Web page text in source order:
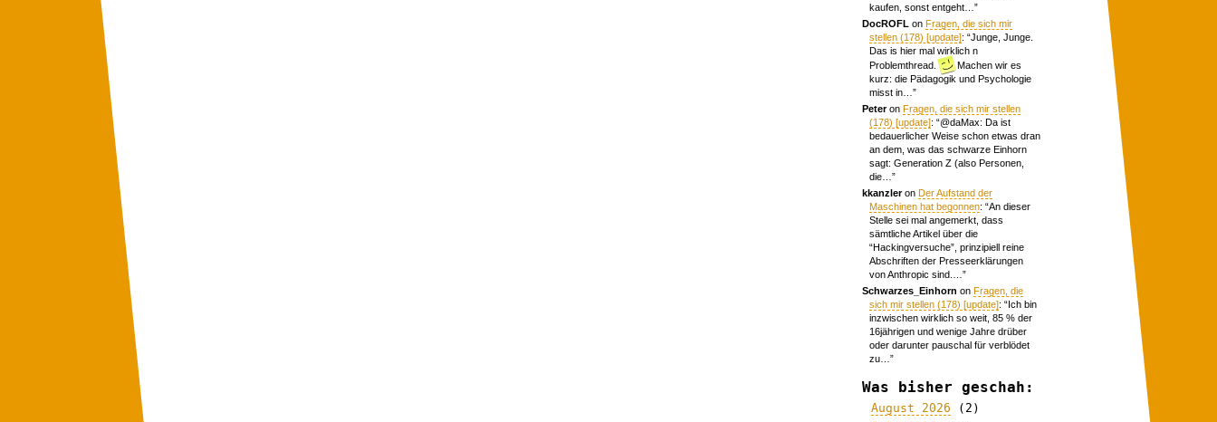
kaufen, sonst entgeht… ”
DocROFL onFragen, die sich mir
stellen (178) [update]: “Junge, Junge.
Das is hier mal wirklich n
Problemthread.
Machen wir es
kurz: die Pädagogik und Psychologie
misst in… ”
PeteronFragen, die sich mir stellen
(178) [update]: “@daMax: Da ist
bedauerlicher Weise schon etwas dran
an dem, was das schwarze Einhorn
sagt: Generation Z (also Personen,
die… ”
kkanzleronDer Aufstand der
Maschinen hat begonnen: “An dieser
Stelle sei mal angemerkt, dass
sämtliche Artikel über die
“Hackingversuche”, prinzipiell reine
Abschriften der Presseerklärungen
von Anthropic sind.… ”
Schwarzes_Einhorn onFragen, die
sich mir stellen (178) [update]: “Ich bin
inzwischen wirklich so weit, 85 % der
16jährigen und wenige Jahre drüber
oder darunter pauschal für verblödet
zu… ”
Was bisher geschah:
August 2026 (2)